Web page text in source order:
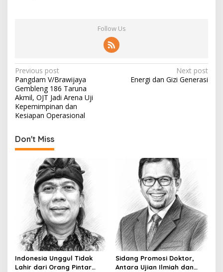
Follow Us
P
o
s
t
a
o
n
Previous post
Pangdam V/Brawijaya
Gembleng 186 Taruna
Akmil, OJT Jadi Arena Uji
Kepemimpinan dan
Kesiapan Operasional
Next post
Energi dan Gizi Generasi
Don't Miss
Indonesia Unggul Tidak
Lahir dari Orang Pintar
Sidang Promosi Doktor,
Antara Ujian Ilmiah dan